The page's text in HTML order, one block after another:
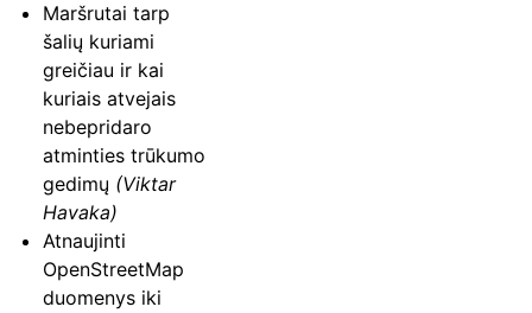
Maršrutai tarp
šalių kuriami
greičiau ir kai
kuriais atvejais
nebepridaro
atminties trūkumo
gedimų (Viktar
Havaka)
Atnaujinti
OpenStreetMap
duomenys iki